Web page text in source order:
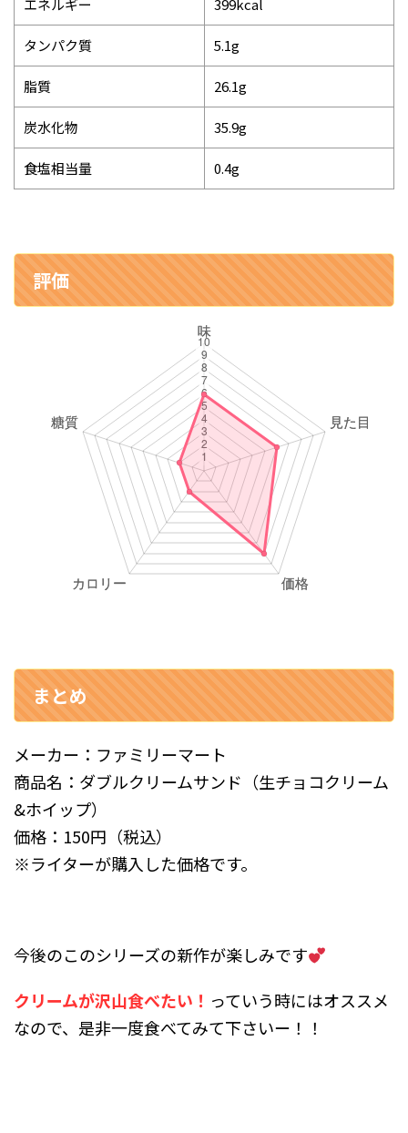
エネルギー 399kcal
タンパク質 5.1g
脂質 26.1g
炭水化物 35.9g
食塩相当量 0.4g
評価
まとめ
メーカー：ファミリーマート
商品名：ダブルクリームサンド（生チョコクリーム
&ホイップ）
価格：150円（税込）
※ライターが購入した価格です。
今後のこのシリーズの新作が楽しみです
クリームが沢山食べたい！ っていう時にはオススメ
なので、是非一度食べてみて下さいー！！